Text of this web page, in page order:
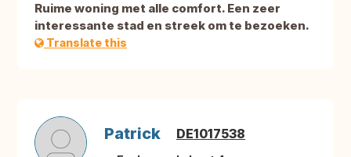
Ruime woning met alle comfort. Een zeer
interessante stad en streek om te bezoeken.
Translate this
Patrick DE1017538